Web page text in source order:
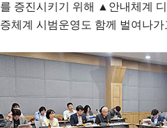
증진시키기 위해
▲ 안내체계
체계 시범운영도 함께 벌여나가